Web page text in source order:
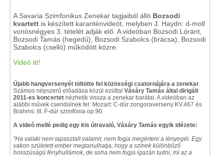
A Savaria Szimfonikus Zenekar tagjaiból álló Bozsodi
kvartett is készített karanténvideót, melyben J. Haydn: d-moll
vonósnégyes 3. tételét adják elő. A videóban Bozsodi Lóránt,
Bozsodi Tamás (hegedű), Bozsodi Szabolcs (brácsa), Bozsodi
Szabolcs (cselló) működött közre.
Videó itt!
Újabb hangversenyét töltötte fel közösségi csatornájára a zenekar.
Számos népszerű előadása közül ezúttal Vásáry Tamás által dirigált
2011-es koncertet nézhetik vissza a zenekar barátai. A videóban az
alábbi művek csendülnek fel: Mozart: C-dúr zongoraverseny KV.467 és
Brahms: III. F-dúr szimfónia op.90.
A videó mellé pedig egy kis útravaló, Vásáry Tamás egyik idézete:
"Ha valaki nem tapasztalt valamit, nem fogja megérteni a lényegét. Egy
vakon született ember megtanulhatja, hogy a színek különböző
hosszúságú fényhullámok, de soha nem fogja igazán tudni, mi az a